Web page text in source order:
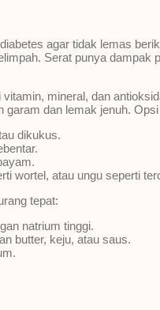
agar tidak lemas
Serat punya
mineral, dan
garam dan lemak jenuh.
dikukus.
wortel, atau ungu seperti
tepat:
natrium tinggi.
butter, keju, atau saus.